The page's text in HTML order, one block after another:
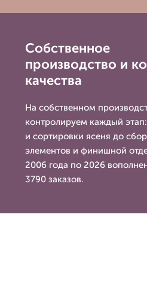
Собственное
производство и
качества
На собственном
контролируем каждый
и сортировки ясеня до
элементов и финишной
2006 года по 2026
3790 заказов.